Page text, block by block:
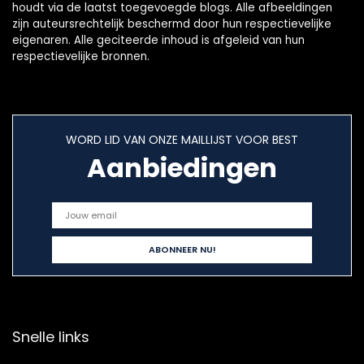
houdt via de laatst toegevoegde blogs. Alle afbeeldingen
zijn auteursrechtelijk beschermd door hun respectievelijke
eigenaren. Alle geciteerde inhoud is afgeleid van hun
respectievelijke bronnen.
WORD LID VAN ONZE MAILLIJST VOOR BEST
Aanbiedingen
Snelle links